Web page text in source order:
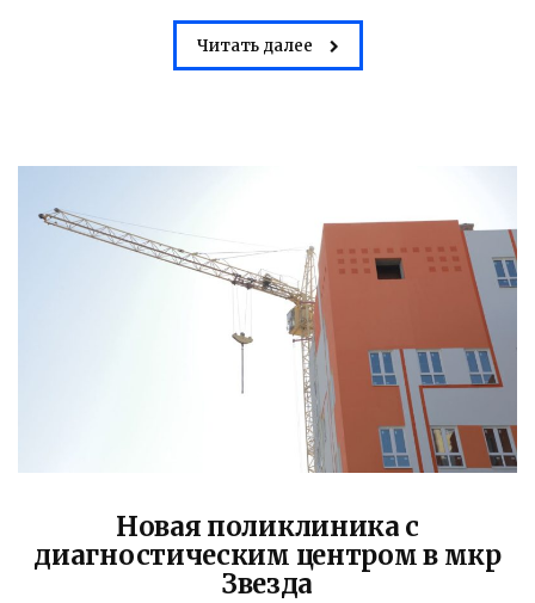
Читать далее
Новая поликлиника с
диагностическим центром в мкр
Звезда